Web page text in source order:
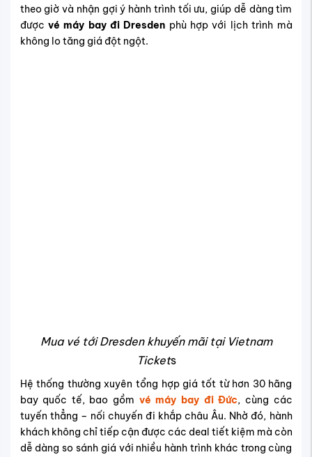
theo giờ và nhận gợi ý hành trình tối ưu, giúp dễ dàng tìm
được vé máy bay đi Dresden phù hợp với lịch trình mà
không lo tăng giá đột ngột.
Mua vé tới Dresden khuyến mãi tại Vietnam
Tickets
Hệ thống thường xuyên tổng hợp giá tốt từ hơn 30 hãng
bay quốc tế, bao gồm vé máy bay đi Đức, cùng các
tuyến thẳng – nối chuyến đi khắp châu Âu. Nhờ đó, hành
khách không chỉ tiếp cận được các deal tiết kiệm mà còn
dễ dàng so sánh giá với nhiều hành trình khác trong cùng